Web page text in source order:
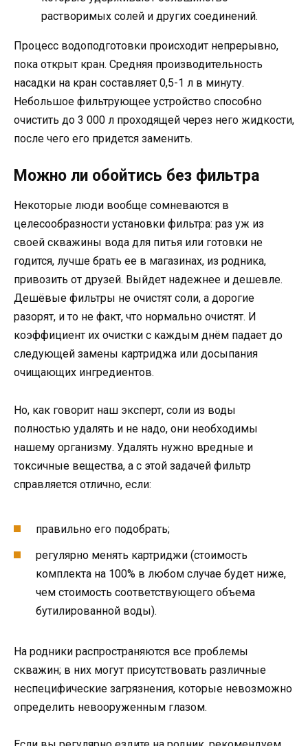
растворимых солей и других соединений.
Процесс водоподготовки происходит непрерывно,
пока открыт кран. Средняя производительность
насадки на кран составляет 0,5-1 л в минуту.
Небольшое фильтрующее устройство способно
очистить до 3 000 л проходящей через него жидкости,
после чего его придется заменить.
Можно ли обойтись без фильтра
Некоторые люди вообще сомневаются в
целесообразности установки фильтра: раз уж из
своей скважины вода для питья или готовки не
годится, лучше брать ее в магазинах, из родника,
привозить от друзей. Выйдет надежнее и дешевле.
Дешёвые фильтры не очистят соли, а дорогие
разорят, и то не факт, что нормально очистят. И
коэффициент их очистки с каждым днём падает до
следующей замены картриджа или досыпания
очищающих ингредиентов.
Но, как говорит наш эксперт, соли из воды
полностью удалять и не надо, они необходимы
нашему организму. Удалять нужно вредные и
токсичные вещества, а с этой задачей фильтр
справляется отлично, если:
правильно его подобрать;
регулярно менять картриджи (стоимость
комплекта на 100% в любом случае будет ниже,
чем стоимость соответствующего объема
бутилированной воды).
На родники распространяются все проблемы
скважин; в них могут присутствовать различные
неспецифические загрязнения, которые невозможно
определить невооруженным глазом.